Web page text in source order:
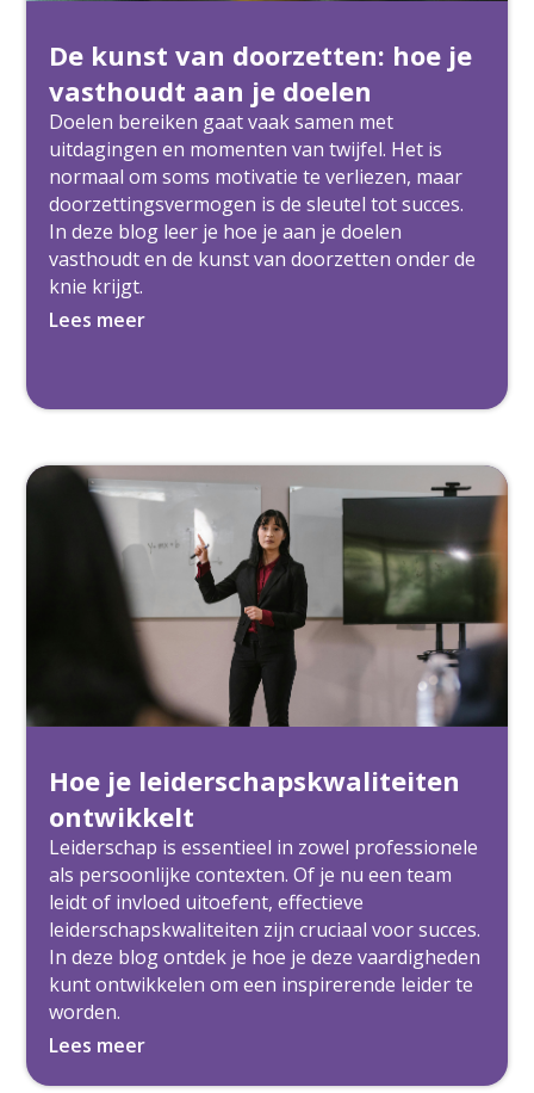
De kunst van doorzetten: hoe je
vasthoudt aan je doelen
Doelen bereiken gaat vaak samen met
uitdagingen en momenten van twijfel. Het is
normaal om soms motivatie te verliezen, maar
doorzettingsvermogen is de sleutel tot succes.
In deze blog leer je hoe je aan je doelen
vasthoudt en de kunst van doorzetten onder de
knie krijgt.
Lees meer
Hoe je leiderschapskwaliteiten
ontwikkelt
Leiderschap is essentieel in zowel professionele
als persoonlijke contexten. Of je nu een team
leidt of invloed uitoefent, effectieve
leiderschapskwaliteiten zijn cruciaal voor succes.
In deze blog ontdek je hoe je deze vaardigheden
kunt ontwikkelen om een inspirerende leider te
worden.
Lees meer